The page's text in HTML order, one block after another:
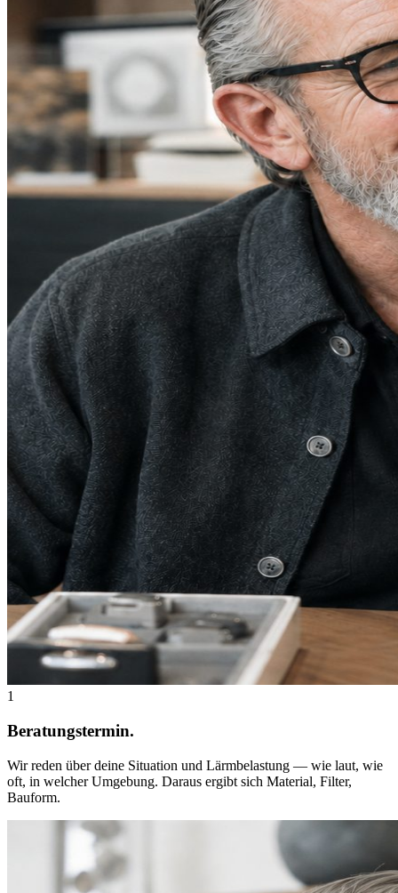
1
Beratungstermin.
Wir reden über deine Situation und Lärmbelastung — wie laut, wie
oft, in welcher Umgebung. Daraus ergibt sich Material, Filter,
Bauform.